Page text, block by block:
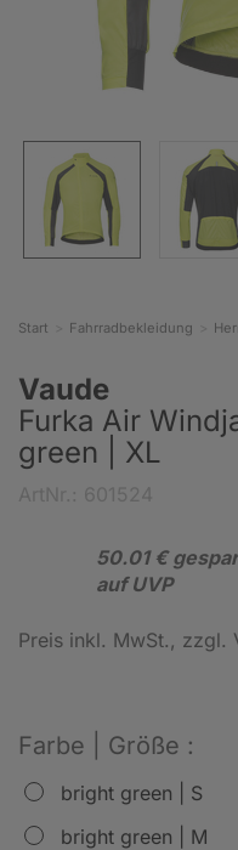
Start Fahrradbekleidung
Vaude
Furka Air
green | XL
50.01 €
auf UVP
Preis inkl. MwSt., zzgl.
Farbe | Größe :
bright green | S
bright green | M